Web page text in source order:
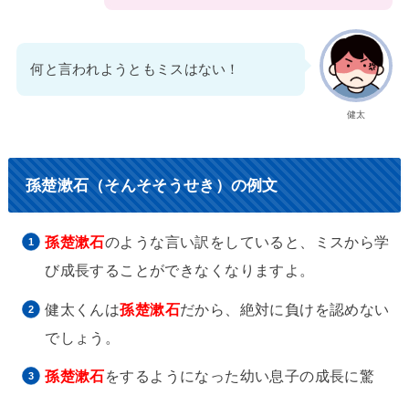
健太
何と言われようともミスはない！
孫楚漱石（そんそそうせき）の例文
孫楚漱石のような言い訳をしていると、ミスから学
び成長することができなくなりますよ。
健太くんは孫楚漱石だから、絶対に負けを認めない
でしょう。
孫楚漱石をするようになった幼い息子の成長に驚